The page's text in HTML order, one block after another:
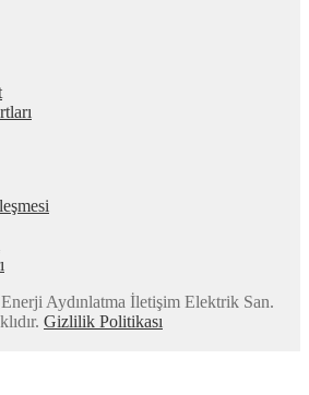
Aydınlatma İletişim Elektrik San.
Gizlilik Politikası